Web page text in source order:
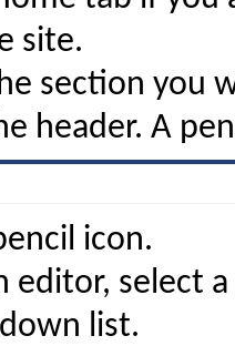
site.
section you
header. A
icon.
editor, select
list.